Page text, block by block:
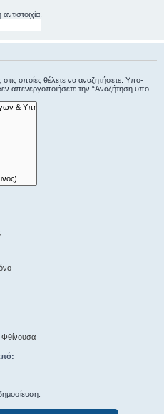
στις οποίες θέλετε να αναζητήσετε. Υπο-
απενεργοποιήσετε την “Αναζήτηση υπο-
Φθίνουσα